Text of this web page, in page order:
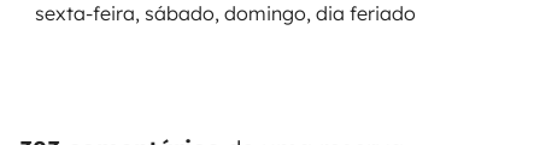
sexta-feira, sábado, domingo, dia feriado